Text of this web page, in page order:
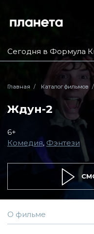
Сегодня в Формула
Главная Каталог фильмов
Ждун-2
6+
Комедия, Фэнтези
О фильме